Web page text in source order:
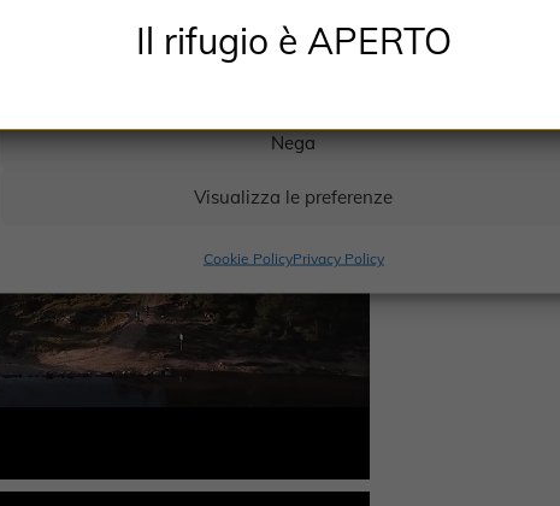
Nega
Visualizza le preferenze
Cookie PolicyPrivacy Policy
Il rifugio è APERTO